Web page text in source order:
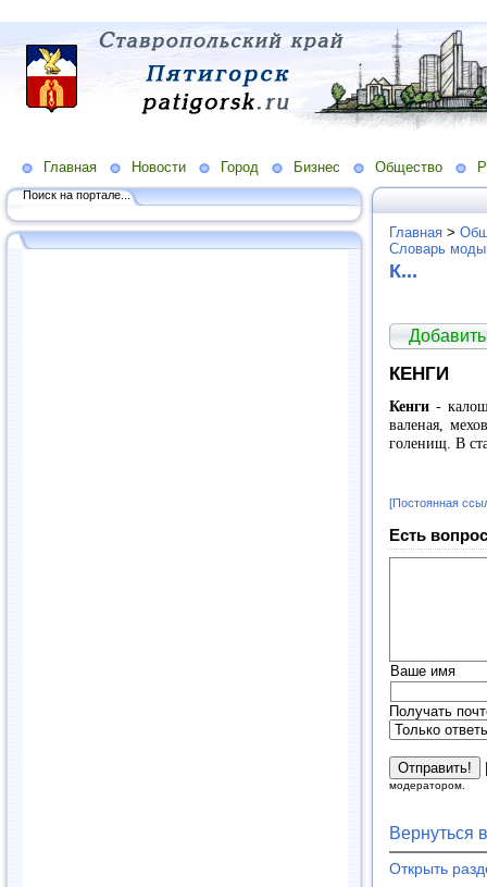
Главная Новости Город Бизнес Общество
Поиск на портале...
Главная >
Словарь
К...
КЕНГИ
Кенги-
валеная,
голенищ. В
[Постоянная
Есть
Ваше имя
Получать
модератором.
Вернуться
Открыть